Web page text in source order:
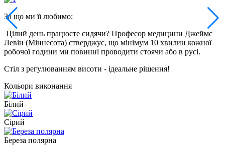
За що ми її любимо:
Цілий день працюєте сидячи? Професор медицини Джеймс
Левін (Міннесота) стверджує, що мінімум 10 хвилин кожної
робочої години ми повинні проводити стоячи або в русі.
Стіл з регулюванням висоти - ідеальне рішення!
Кольори виконання
Білий
Сірий
Береза полярна